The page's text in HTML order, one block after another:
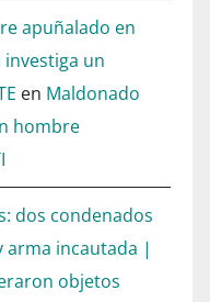
apuñalado en
investiga un
en Maldonado
hombre
dos condenados
incautada |
objetos